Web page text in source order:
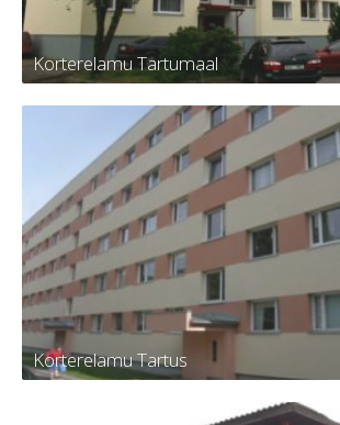
Korterelamu Tartumaal
Korterelamu Tartumaal
Korterelamu Tartus